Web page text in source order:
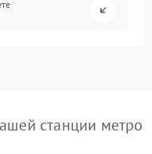
станции метро